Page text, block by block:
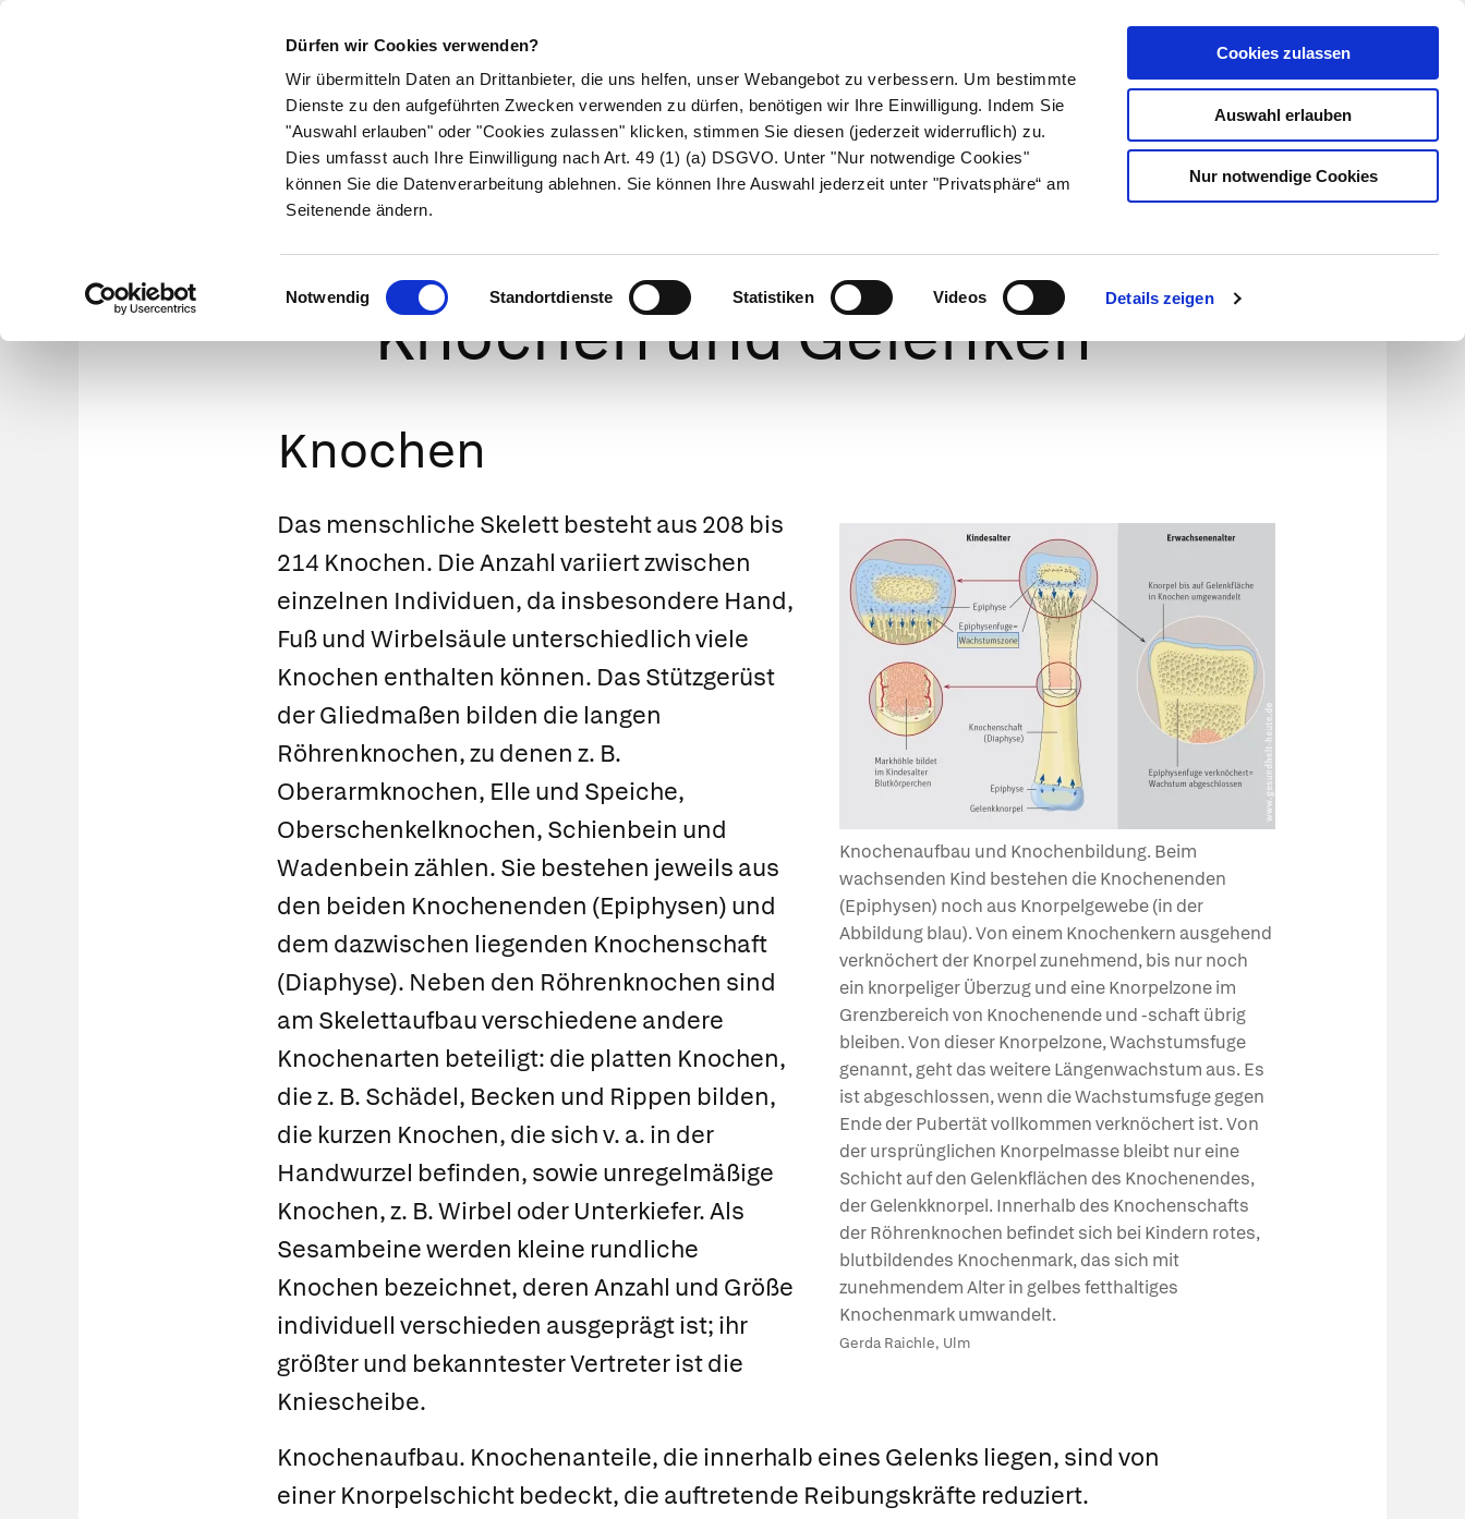
Dürfen wir Cookies verwenden?
Wir übermitteln Daten an Drittanbieter, die uns helfen, unser Webangebot zu verbessern. Um bestimmte
Dienste zu den aufgeführten Zwecken verwenden zu dürfen, benötigen wir Ihre Einwilligung. Indem Sie
"Auswahl erlauben" oder "Cookies zulassen" klicken, stimmen Sie diesen (jederzeit widerruflich) zu.
Dies umfasst auch Ihre Einwilligung nach Art. 49 (1) (a) DSGVO. Unter "Nur notwendige Cookies"
können Sie die Datenverarbeitung ablehnen. Sie können Ihre Auswahl jederzeit unter "Privatsphäre“ am
Seitenende ändern.
Einwilligungsauswahl
Notwendig Standortdienste Statistiken Videos Details zeigen
Cookies zulassen
Auswahl erlauben
Nur notwendige Cookies
Kundenlogin
Suche
Symptome Therapie Medikamente Naturheilkunde Eltern & Kind Gesund leben Über uns
Aufbau und Funktion von
Knochen und Gelenken
Knochen
Knochenaufbau und Knochenbildung. Beim
wachsenden Kind bestehen die Knochenenden
(Epiphysen) noch aus Knorpelgewebe (in der
Abbildung blau). Von einem Knochenkern ausgehend
verknöchert der Knorpel zunehmend, bis nur noch
ein knorpeliger Überzug und eine Knorpelzone im
Grenzbereich von Knochenende und -schaft übrig
bleiben. Von dieser Knorpelzone, Wachstumsfuge
genannt, geht das weitere Längenwachstum aus. Es
ist abgeschlossen, wenn die Wachstumsfuge gegen
Ende der Pubertät vollkommen verknöchert ist. Von
der ursprünglichen Knorpelmasse bleibt nur eine
Schicht auf den Gelenkflächen des Knochenendes,
der Gelenkknorpel. Innerhalb des Knochenschafts
der Röhrenknochen befindet sich bei Kindern rotes,
blutbildendes Knochenmark, das sich mit
zunehmendem Alter in gelbes fetthaltiges
Knochenmark umwandelt.
Gerda Raichle, Ulm
Das menschliche Skelettbesteht aus 208 bis
214 Knochen. Die Anzahl variiert zwischen
einzelnen Individuen, da insbesondere Hand,
Fuß und Wirbelsäule unterschiedlich viele
Knochen enthalten können. Das Stützgerüst
der Gliedmaßen bilden die langen
Röhrenknochen, zu denen z. B.
Oberarmknochen, Elle und Speiche,
Oberschenkelknochen, Schienbein und
Wadenbein zählen. Sie bestehen jeweils aus
den beiden Knochenenden (Epiphysen) und
dem dazwischen liegenden Knochenschaft
(Diaphyse). Neben den Röhrenknochen sind
am Skelettaufbau verschiedene andere
Knochenarten beteiligt: die platten Knochen,
die z. B. Schädel, Becken und Rippen bilden,
die kurzen Knochen, die sich v. a. in der
Handwurzel befinden, sowie unregelmäßige
Knochen, z. B. Wirbel oder Unterkiefer. Als
Sesambeinewerden kleine rundliche
Knochen bezeichnet, deren Anzahl und Größe
individuell verschieden ausgeprägt ist; ihr
größter und bekanntester Vertreter ist die
Kniescheibe.
Knochenaufbau. Knochenanteile, die innerhalb eines Gelenks liegen, sind von
einer Knorpelschicht bedeckt, die auftretende Reibungskräfte reduziert.